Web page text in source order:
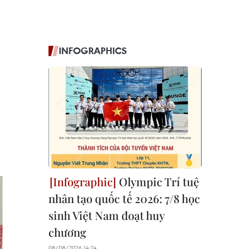
INFOGRAPHICS
Olympic Trí tuệ
nhân tạo quốc tế 2026: 7/8 học
sinh Việt Nam đoạt huy
chương